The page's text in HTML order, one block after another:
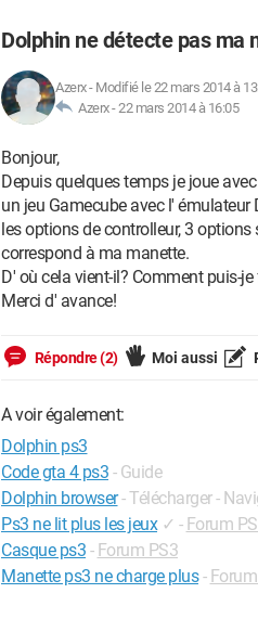
Dolphin ne détecte pas ma
Azerx- Modifié le 22 mars 2014 à
Azerx -22 mars 2014 à 16:05
Bonjour,
Depuis quelques temps je joue
un jeu Gamecube avec l'
les options de controlleur, 3
correspond à ma manette.
D' où cela vient-il? Comment puis-je
Merci d' avance!
Répondre (2) Moi aussi
A voir également:
Dolphin ps3
Code gta 4 ps3 - Guide
Dolphin browser- Télécharger -
Ps3 ne lit plus les jeux ✓ - Forum
Casque ps3 - Forum PS3
Manette ps3 ne charge plus -